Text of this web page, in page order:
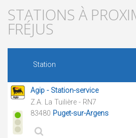
STATIONS À
FRÉJUS
Station
Agip - Station-service
Z.A. La Tuilière - RN7
83480 Puget-sur-Argens